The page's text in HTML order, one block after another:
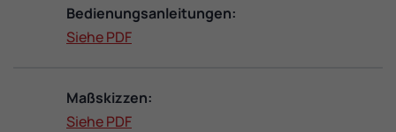
Bedienungsanleitungen:
Siehe PDF
Maßskizzen:
Siehe PDF